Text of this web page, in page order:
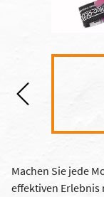
Machen Sie jede
effektiven Erlebnis